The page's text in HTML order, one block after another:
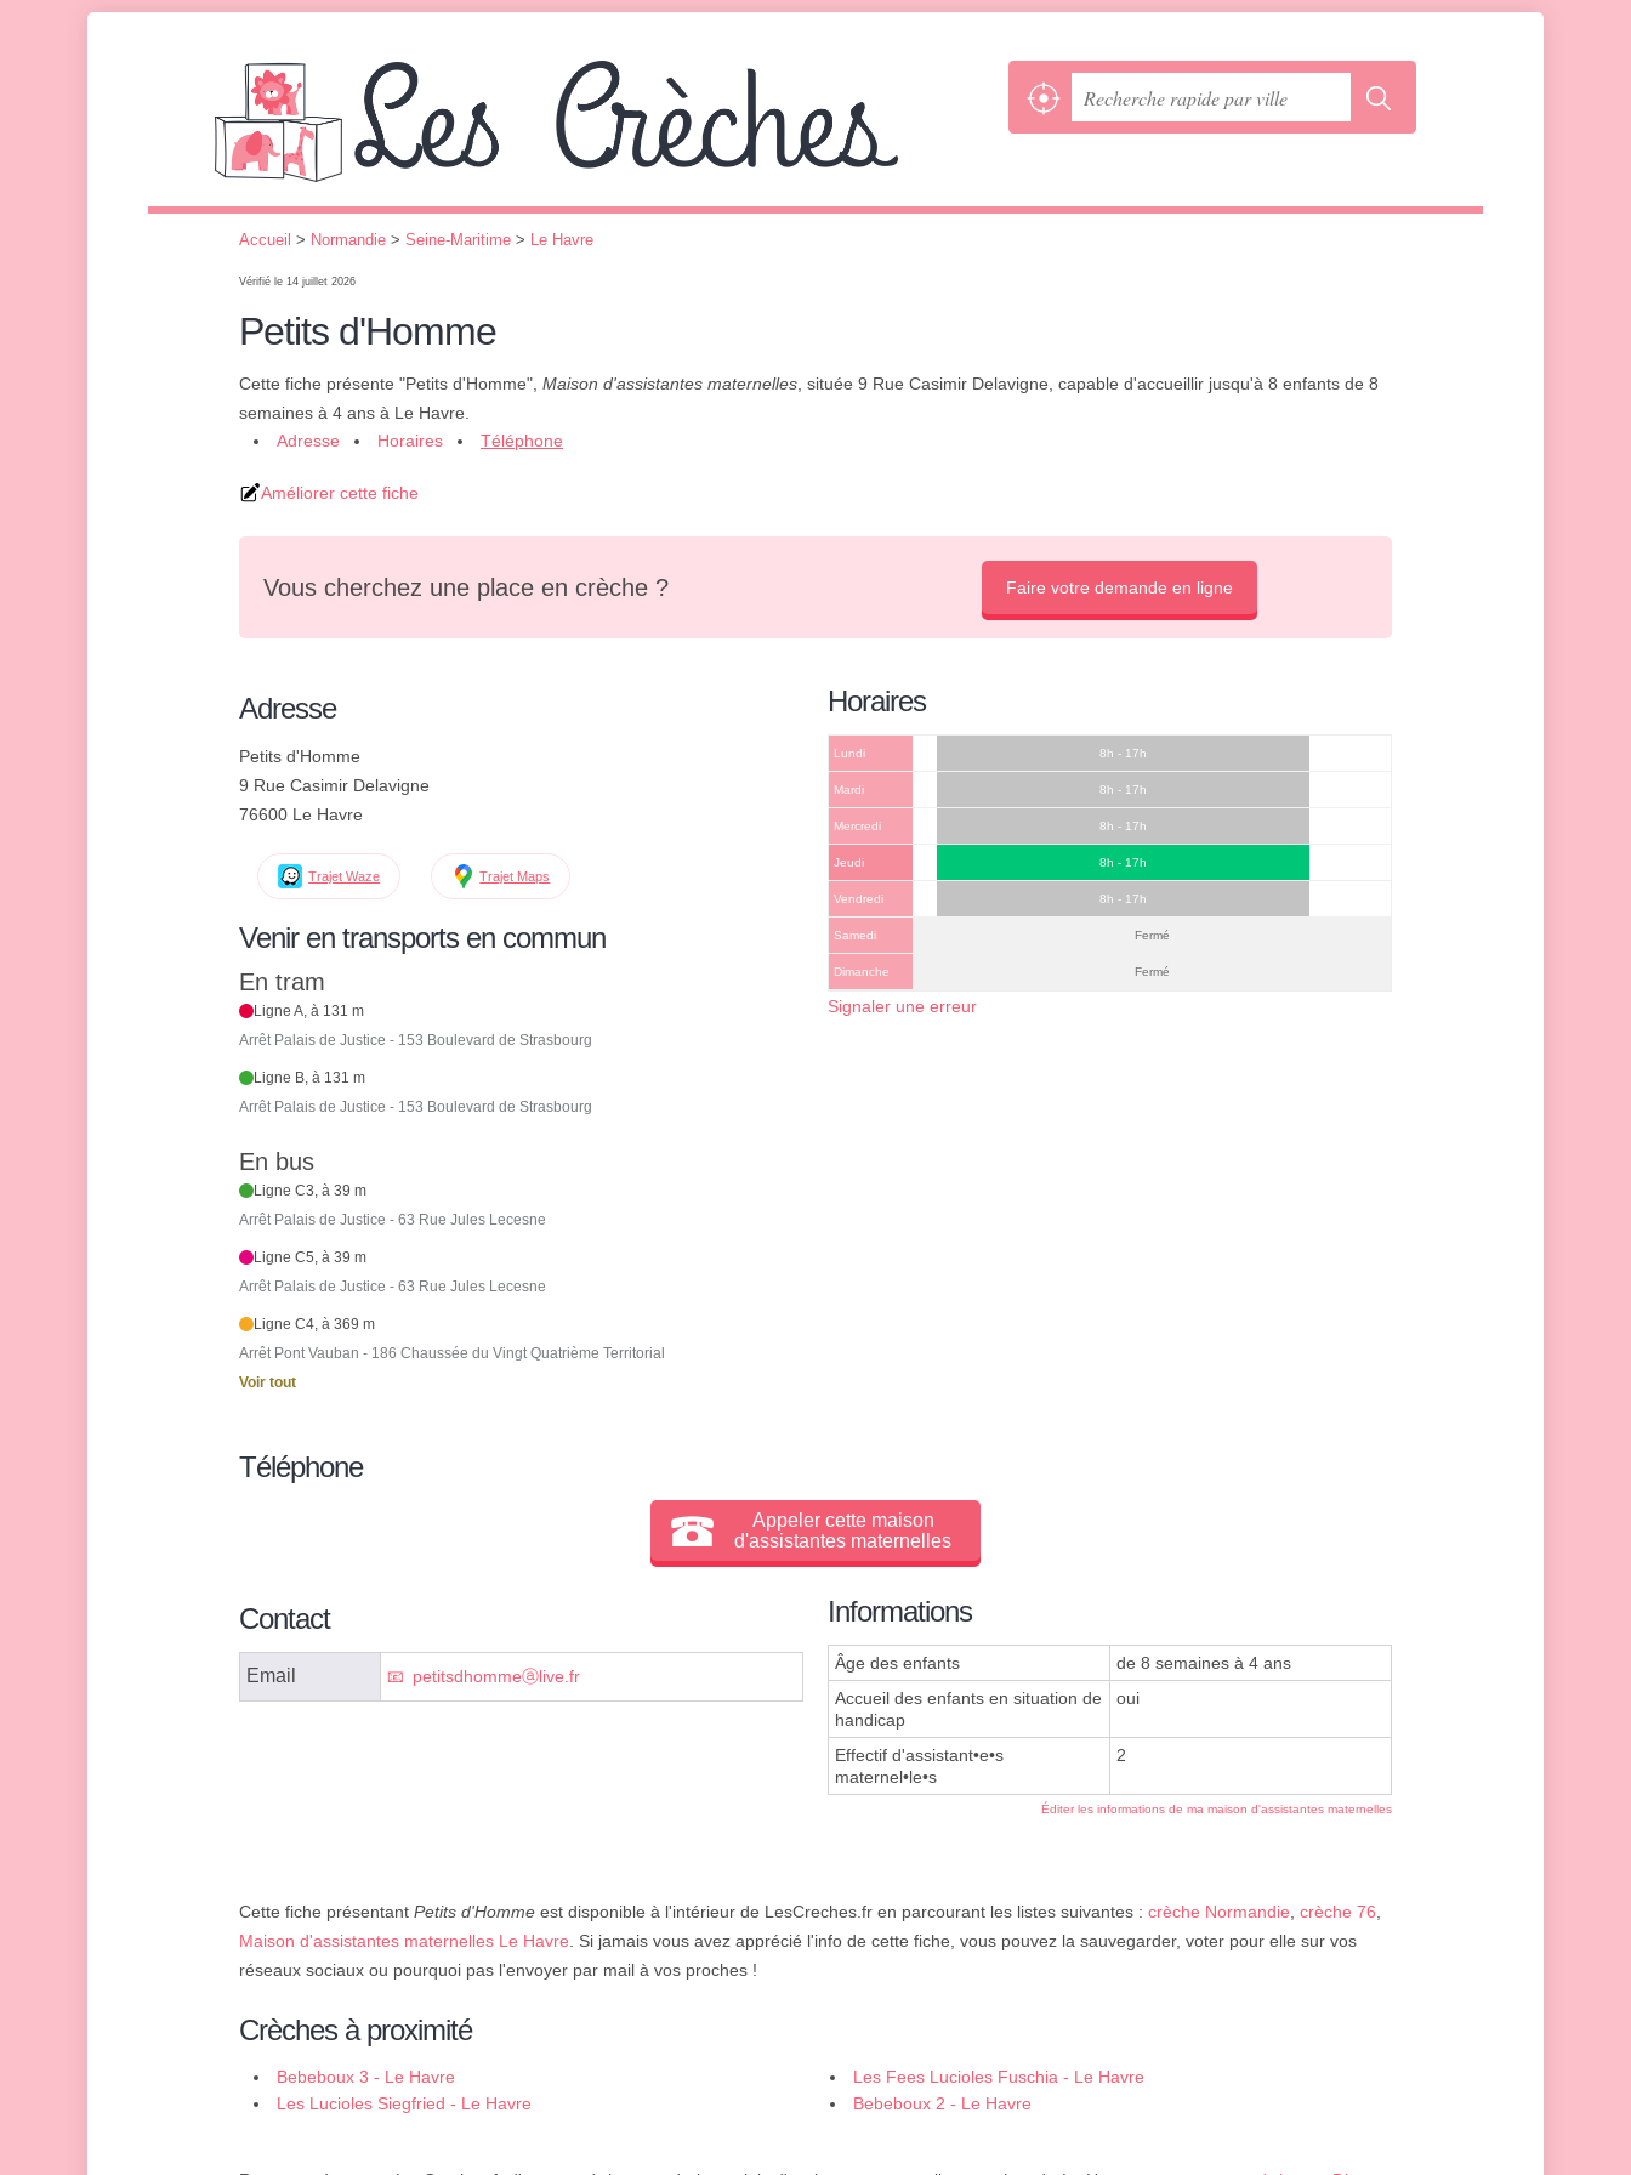
Accueil > Normandie > Seine-Maritime > Le Havre
Vérifié le 14 juillet 2026
Petits d'Homme
Cette fiche présente "Petits d'Homme", Maison d'assistantes maternelles , située 9 Rue Casimir Delavigne, capable d'accueillir jusqu'à 8 enfants de 8
semaines à 4 ans à Le Havre.
Adresse
Horaires Téléphone
Améliorer cette fiche
Vous cherchez une place en crèche ? Faire votre demande en ligne
Adresse
Petits d'Homme
9 Rue Casimir Delavigne
76600 Le Havre
Trajet Waze Trajet Maps
Venir en transports en commun
En tram
Ligne A, à 131 m
Arrêt Palais de Justice - 153 Boulevard de Strasbourg
Ligne B, à 131 m
Arrêt Palais de Justice - 153 Boulevard de Strasbourg
En bus
Ligne C3, à 39 m
Arrêt Palais de Justice - 63 Rue Jules Lecesne
Ligne C5, à 39 m
Arrêt Palais de Justice - 63 Rue Jules Lecesne
Ligne C4, à 369 m
Arrêt Pont Vauban - 186 Chaussée du Vingt Quatrième Territorial
Voir tout
Horaires
Lundi 8h - 17h
Mardi 8h - 17h
Mercredi 8h - 17h
Jeudi 8h - 17h
Vendredi 8h - 17h
Samedi Fermé
Dimanche Fermé
Signaler une erreur
Téléphone
Appeler cette maison
d'assistantes maternelles
Contact
Email petitsdhommeⓐlive.fr
Informations
Âge des enfants
de 8 semaines à 4 ans
Accueil des enfants en situation de
handicap
oui
Effectif d'assistant•e•s
maternel•le•s
2
Éditer les informations de ma maison d'assistantes maternelles
Cette fiche présentant Petits d'Homme est disponible à l'intérieur de LesCreches.fr en parcourant les listes suivantes : crèche Normandie, crèche 76,
Maison d'assistantes maternelles Le Havre. Si jamais vous avez apprécié l'info de cette fiche, vous pouvez la sauvegarder, voter pour elle sur vos
réseaux sociaux ou pourquoi pas l'envoyer par mail à vos proches !
Crèches à proximité
Bebeboux 3 - Le Havre
Les Fees Lucioles Fuschia - Le Havre
Les Lucioles Siegfried - Le Havre
Bebeboux 2 - Le Havre